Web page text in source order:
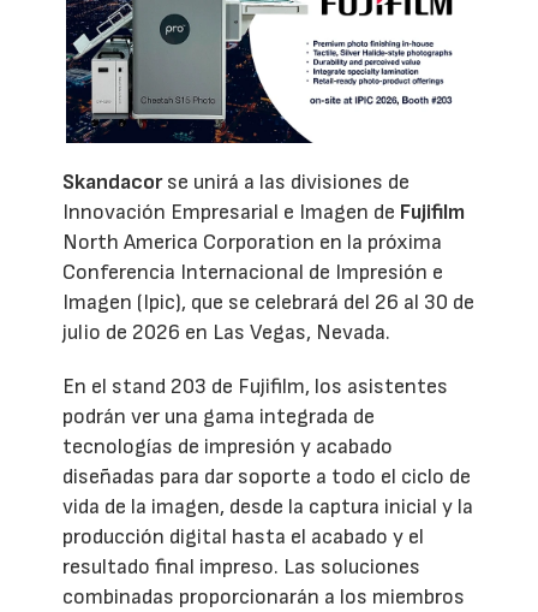
Skandacorse unirá a las divisiones de
Innovación Empresarial e Imagen de Fujifilm
North America Corporation en la próxima
Conferencia Internacional de Impresión e
Imagen (Ipic), que se celebrará del 26 al 30 de
julio de 2026 en Las Vegas, Nevada.
En el stand 203 de Fujifilm, los asistentes
podrán ver una gama integrada de
tecnologías de impresión y acabado
diseñadas para dar soporte a todo el ciclo de
vida de la imagen, desde la captura inicial y la
producción digital hasta el acabado y el
resultado final impreso. Las soluciones
combinadas proporcionarán a los miembros